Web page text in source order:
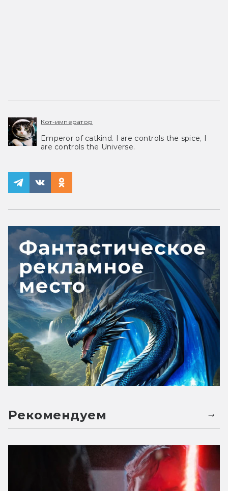
Кот-император
Emperor of catkind. I are controls the spice, I
are controls the Universe.
Рекомендуем